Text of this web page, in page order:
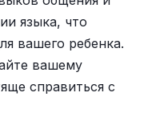
языка, что
вашего ребенка.
вашему
справиться с